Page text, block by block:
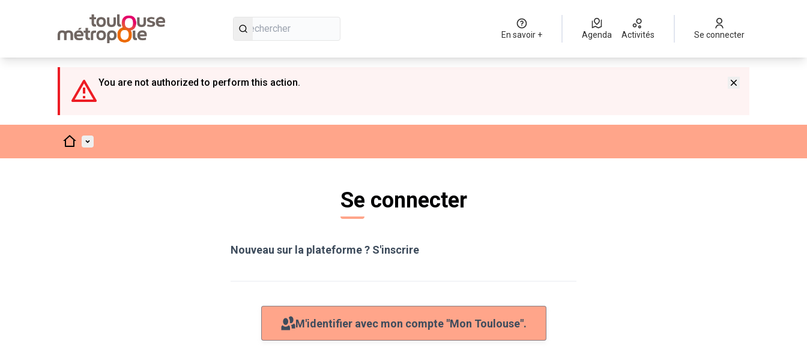
En savoir + Agenda Activités Se connecter
You are not authorized to perform this action.
AccueilMenu principal
Se connecter
Nouveau sur la plateforme ? S'inscrire
M'identifier avec mon compte "Mon Toulouse".